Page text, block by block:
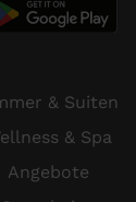
& Suiten
& Spa
Angebote